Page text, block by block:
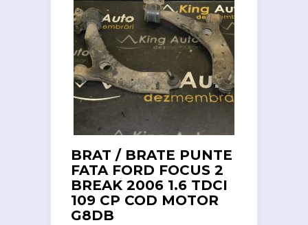
BRAT / BRATE PUNTE
FATA FORD FOCUS 2
BREAK 2006 1.6 TDCI
109 CP COD MOTOR
G8DB